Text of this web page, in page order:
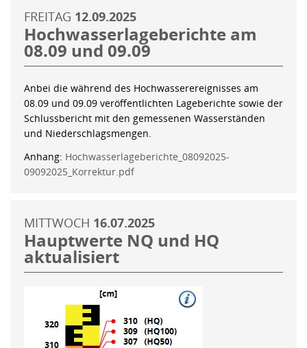
FREITAG 12.09.2025
Hochwasserlageberichte am
08.09 und 09.09
Anbei die während des Hochwasserereignisses am
08.09 und 09.09 veröffentlichten Lageberichte sowie der
Schlussbericht mit den gemessenen Wasserständen
und Niederschlagsmengen.
Anhang: Hochwasserlageberichte_08092025-
09092025_Korrektur.pdf
MITTWOCH 16.07.2025
Hauptwerte NQ und HQ
aktualisiert